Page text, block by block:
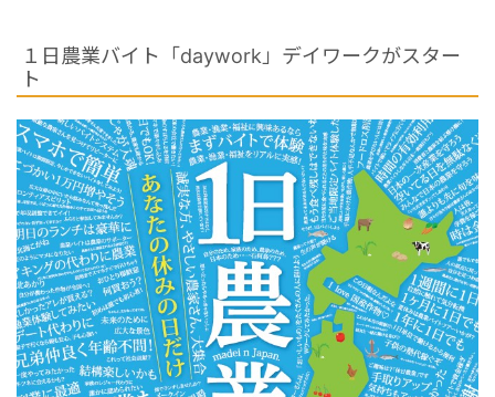
１日農業バイト「daywork」デイワークがスター
ト